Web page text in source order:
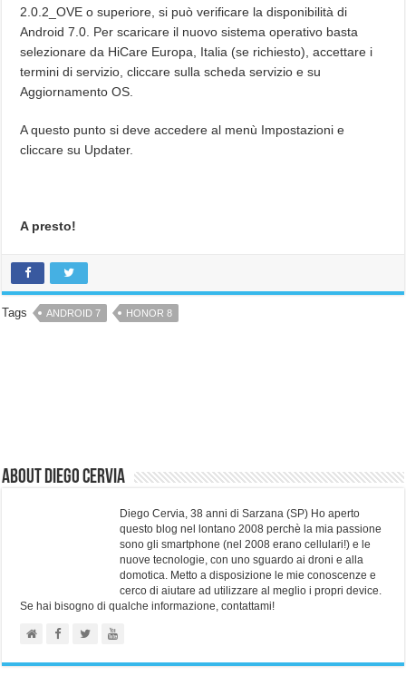
2.0.2_OVE o superiore, si può verificare la disponibilità di
Android 7.0. Per scaricare il nuovo sistema operativo basta
selezionare da HiCare Europa, Italia (se richiesto), accettare i
termini di servizio, cliccare sulla scheda servizio e su
Aggiornamento OS.
A questo punto si deve accedere al menù Impostazioni e
cliccare su Updater.
A presto!
Tags ANDROID 7 HONOR 8
About Diego Cervia
Diego Cervia, 38 anni di Sarzana (SP) Ho aperto
questo blog nel lontano 2008 perchè la mia passione
sono gli smartphone (nel 2008 erano cellulari!) e le
nuove tecnologie, con uno sguardo ai droni e alla
domotica. Metto a disposizione le mie conoscenze e
cerco di aiutare ad utilizzare al meglio i propri device.
Se hai bisogno di qualche informazione, contattami!